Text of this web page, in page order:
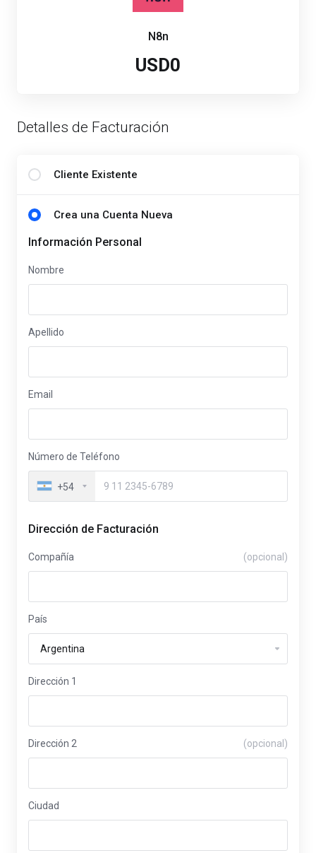
N8n
USD0
Detalles de Facturación
Cliente Existente
Crea una Cuenta Nueva
Información Personal
Nombre
Apellido
Email
Número de Teléfono
+54
Dirección de Facturación
Compañía (opcional)
País
Dirección 1
Dirección 2 (opcional)
Ciudad